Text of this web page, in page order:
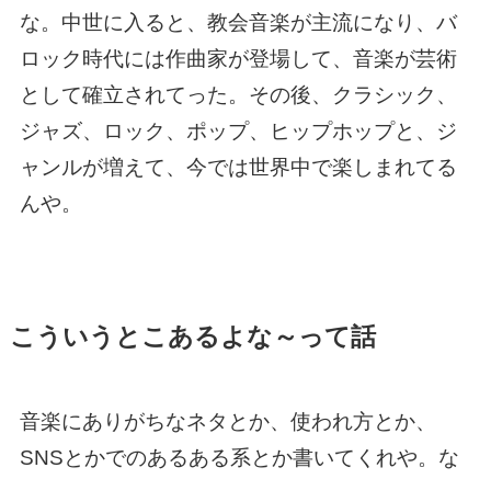
な。中世に入ると、教会音楽が主流になり、バ
ロック時代には作曲家が登場して、音楽が芸術
として確立されてった。その後、クラシック、
ジャズ、ロック、ポップ、ヒップホップと、ジ
ャンルが増えて、今では世界中で楽しまれてる
んや。
こういうとこあるよな～って話
音楽にありがちなネタとか、使われ方とか、
SNSとかでのあるある系とか書いてくれや。な